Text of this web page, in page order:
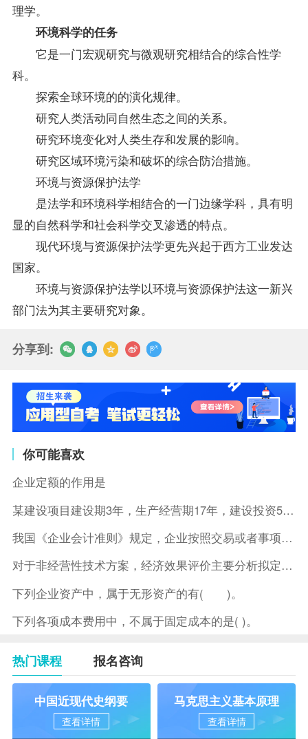
理学。
环境科学的任务
它是一门宏观研究与微观研究相结合的综合性学
科。
探索全球环境的的演化规律。
研究人类活动同自然生态之间的关系。
研究环境变化对人类生存和发展的影响。
研究区域环境污染和破坏的综合防治措施。
环境与资源保护法学
是法学和环境科学相结合的一门边缘学科，具有明
显的自然科学和社会科学交叉渗透的特点。
现代环境与资源保护法学更先兴起于西方工业发达
国家。
环境与资源保护法学以环境与资源保护法这一新兴
部门法为其主要研究对象。
分享到:
你可能喜欢
企业定额的作用是
某建设项目建设期3年，生产经营期17年，建设投资5500万元
我国《企业会计准则》规定，企业按照交易或者事项的经济特征确定
对于非经营性技术方案，经济效果评价主要分析拟定方案的( )。
下列企业资产中，属于无形资产的有( )。
下列各项成本费用中，不属于固定成本的是( )。
热门课程 报名咨询
中国近现代史纲要
查看详情
马克思主义基本原理
查看详情